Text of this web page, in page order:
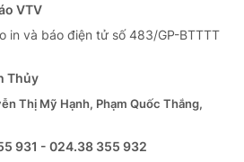
VTV
in và báo điện tử số 483/GP-BTTTT
Thủy
Thị Mỹ Hạnh, Phạm Quốc Thắng,
931 - 024.38 355 932